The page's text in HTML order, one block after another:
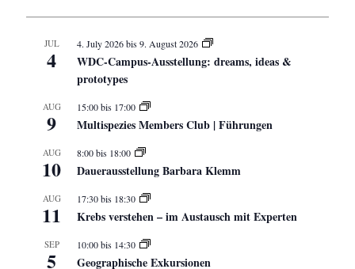
JUL
4
4. July 2026bis9. August 2026
WDC-Campus-Ausstellung: dreams, ideas &
prototypes
AUG
9
15:00bis 17:00
Multispezies Members Club | Führungen
AUG
10
8:00bis 18:00
Dauerausstellung Barbara Klemm
AUG
11
17:30bis 18:30
Krebs verstehen – im Austausch mit Experten
SEP
5
10:00bis 14:30
Geographische Exkursionen